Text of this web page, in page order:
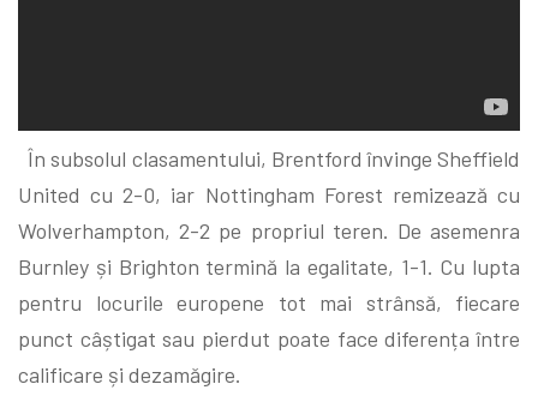
În subsolul clasamentului, Brentford învinge Sheffield
United cu 2-0, iar Nottingham Forest remizează cu
Wolverhampton, 2-2 pe propriul teren. De asemenra
Burnley și Brighton termină la egalitate, 1-1. Cu lupta
pentru locurile europene tot mai strânsă, fiecare
punct câștigat sau pierdut poate face diferența între
calificare și dezamăgire.